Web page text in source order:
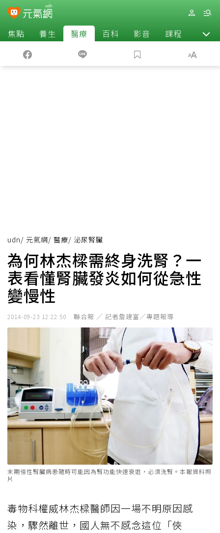
焦點 養生 醫療 百科 影音 課程 退休
udn/ 元氣網/ 醫療/ 泌尿腎臟
為何林杰樑需終身洗腎？一
表看懂腎臟發炎如何從急性
變慢性
2014-09-23 12:22:50 聯合報 ／ 記者詹建富／專題報導
末期慢性腎臟病患隨時可能因為腎功能快速衰退，必須洗腎。本報資料照
片
毒物科權威林杰樑醫師因一場不明原因感
染，驟然離世，國人無不感念這位「俠